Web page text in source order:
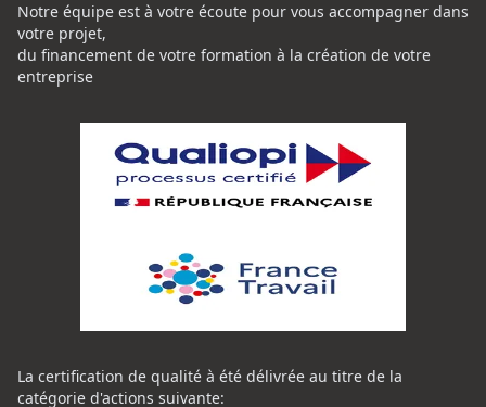
Notre équipe est à votre écoute pour vous accompagner dans
votre projet,
du financement de votre formation à la création de votre
entreprise
La certification de qualité à été délivrée au titre de la
catégorie d'actions suivante: